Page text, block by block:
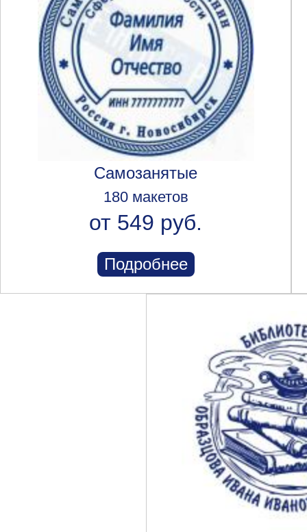
Самозанятые
180 макетов
от 549 руб.
Подробнее